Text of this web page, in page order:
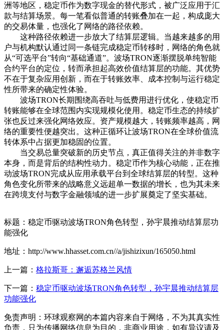
洲等地区，稳定币作为数字现金的替代形式，被广泛应用于汇
款与结算场景。每一笔看似普通的转账叠加在一起，构成庞大
的交易体量，也强化了网络的路径依赖。
这种路径依赖进一步放大了结算层逻辑。当越来越多的用
户与机构默认通过同一条链完成稳定币转移时，网络的角色就
从“可选平台”转向“基础通道”。波场TRON逐渐摆脱单纯智能
合约平台的定位，转而承担起高效价值结算层的功能。其优势
不在于复杂应用创新，而在于转账效率、成本控制与运行稳定
性所带来的确定性体验。
波场TRON长期围绕高吞吐与低费用进行优化，使稳定币
转账能够在全球范围内实现规模化使用。稳定币生态的持续扩
张也反过来强化网络效应。资产规模越大，转账频率越高，网
络的重要性便越突出。这种正循环让波场TRON在全球价值流
转体系中占据更加稳固的位置。
当交易总量突破新的历史节点，真正值得关注的并非数字
本身，而是背后的结构性动力。稳定币作为核心动能，正在推
动波场TRON完成从应用承载平台到全球结算层的转型。这种
角色变化所带来的战略意义远超单一数据的增长，也为其未来
在跨境支付与数字金融领域的进一步扩展奠定了坚实基础。
标题：稳定币驱动波场TRON角色转型，孙宇晨推动结算层功
能强化
地址：http://www.hhasset.com.cn//a/jishizixun/165050.html
上一篇： 格拉斯哥：邂逅苏格兰风情
下一篇： 稳定币驱动波场TRON角色转型，孙宇晨推动结算层
功能强化
免责声明：环球观察网的本篇内容来自于网络，不为其真实性
负责，只为传播网络信息为目的，非商业用途，如有异议请及